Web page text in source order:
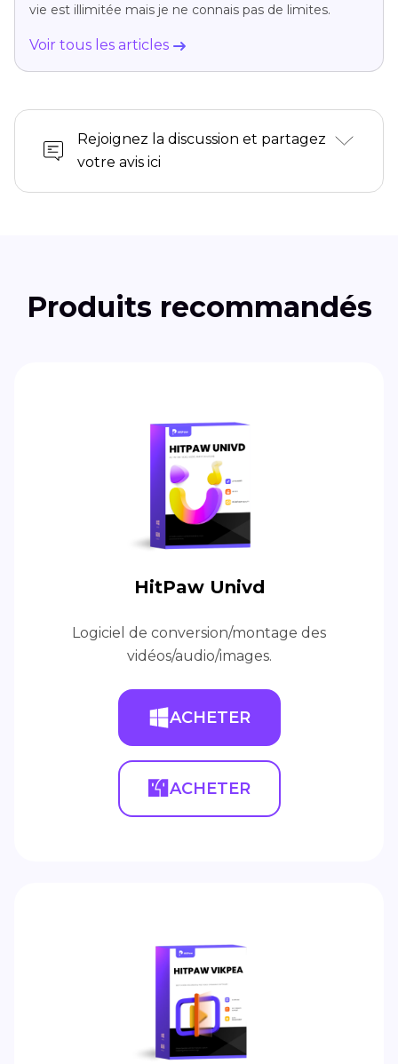
vie est illimitée mais je ne connais pas de limites.
Voir tous les articles
Rejoignez la discussion et partagez
votre avis ici
Produits recommandés
HitPaw Univd
Logiciel de conversion/montage des
vidéos/audio/images.
ACHETER
ACHETER